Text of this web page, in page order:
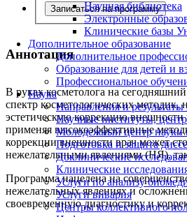
Научная библиотека
Электронные
Клинические базы
Дополнительное образование
Дополнительное
Образование для детей и
Профессиональное
Наука
Направления и
Научные институты,
Молодежный центр науки
Подготовка и защита
Доклинические
Клинические
Услуги по анализу
Услуги вивария
Центры коллективного
Записаться на программу
Аннотация
В руках косметолога на
спектр косметологических методик,
эстетическую коррекцию внешности
применяя высокоэффективные
коррекции внешности врач может
нежелательными явлениями (НЯ),
Программа нацелена на
нежелательных явлениях и
своевременную диагностику и